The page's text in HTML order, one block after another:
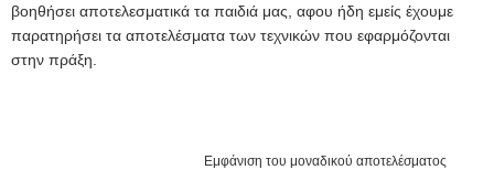
βοηθήσει αποτελεσματικά τα παιδιά μας, αφου ήδη εμείς έχουμε
παρατηρήσει τα αποτελέσματα των τεχνικών που εφαρμόζονται
στην πράξη.
Εμφάνιση του μοναδικού αποτελέσματος